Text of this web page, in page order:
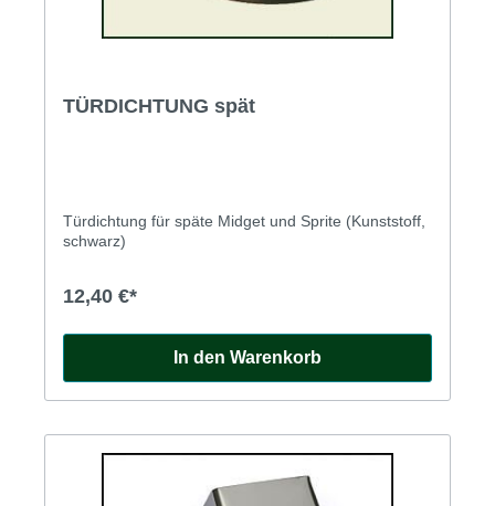
TÜRDICHTUNG spät
Türdichtung für späte Midget und Sprite (Kunststoff,
schwarz)
12,40 €*
In den Warenkorb